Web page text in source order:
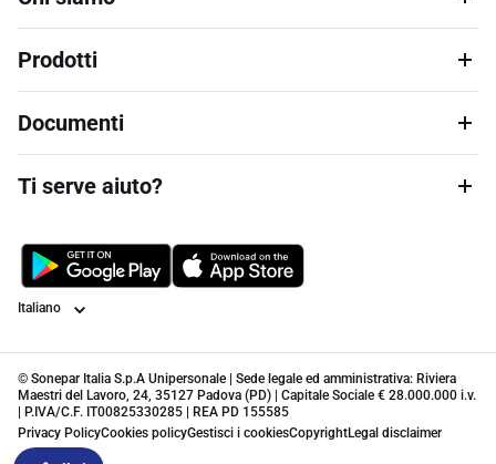
Prodotti
Documenti
Ti serve aiuto?
Lingua
© Sonepar Italia S.p.A Unipersonale | Sede legale ed amministrativa: Riviera
Maestri del Lavoro, 24, 35127 Padova (PD) | Capitale Sociale € 28.000.000 i.v.
| P.IVA/C.F. IT00825330285 | REA PD 155585
Privacy PolicyCookies policyGestisci i cookiesCopyrightLegal disclaimer